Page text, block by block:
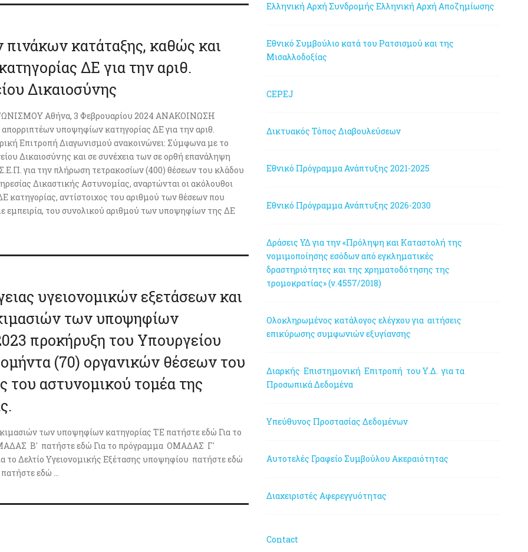
κατάταξης, καθώς και
ΔΕ για την αριθ.
Δικαιοσύνης
Αθήνα, 3 Φεβρουαρίου 2024 ΑΝΑΚΟΙΝΩΣΗ
υποψηφίων κατηγορίας ΔΕ για την αριθ.
Επιτροπή Διαγωνισμού ανακοινώνει: Σύμφωνα με το
Δικαιοσύνης και σε συνέχεια των σε ορθή επανάληψη
για την πλήρωση τετρακοσίων (400) θέσεων του κλάδου
Δικαστικής Αστυνομίας, αναρτώνται οι ακόλουθοι
αντίστοιχος του αριθμού των θέσεων που
εμπειρία, του συνολικού αριθμού των υποψηφίων της ΔΕ
υγειονομικών εξετάσεων και
των υποψηφίων
προκήρυξη του Υπουργείου
(70) οργανικών θέσεων του
του αστυνομικού τομέα της
των υποψηφίων κατηγορίας ΤΕ πατήστε εδώ Για το
Β' πατήστε εδώ Για το πρόγραμμα ΟΜΑΔΑΣ Γ'
Δελτίο Υγειονομικής Εξέτασης υποψηφίου πατήστε εδώ
εδώ ...
Ελληνική Αρχή Συνδρομής Ελληνική Αρχή Αποζημίωσης
Εθνικό Συμβούλιο κατά του Ρατσισμού και της
Μισαλλοδοξίας
CEPEJ
Δικτυακός Τόπος Διαβουλεύσεων
Εθνικό Πρόγραμμα Ανάπτυξης 2021-2025
Εθνικό Πρόγραμμα Ανάπτυξης 2026-2030
Δράσεις ΥΔ για την «Πρόληψη και Καταστολή της
νομιμοποίησης εσόδων από εγκληματικές
δραστηριότητες και της χρηματοδότησης της
τρομοκρατίας» (ν.4557/2018)
Ολοκληρωμένος κατάλογος ελέγχου για αιτήσεις
επικύρωσης συμφωνιών εξυγίανσης
Διαρκής Επιστημονική Επιτροπή του Υ.Δ. για τα
Προσωπικά Δεδομένα
Υπεύθυνος Προστασίας Δεδομένων
Αυτοτελές Γραφείο Συμβούλου Ακεραιότητας
Διαχειριστές Αφερεγγυότητας
Contact